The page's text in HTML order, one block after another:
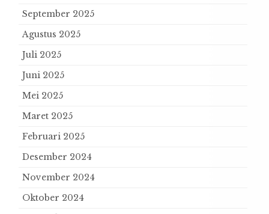
September 2025
Agustus 2025
Juli 2025
Juni 2025
Mei 2025
Maret 2025
Februari 2025
Desember 2024
November 2024
Oktober 2024